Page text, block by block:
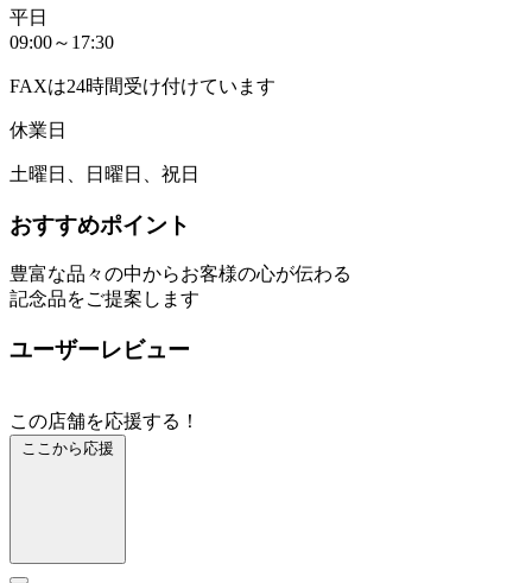
平日
09:00～17:30
FAXは24時間受け付けています
休業日
土曜日、日曜日、祝日
おすすめポイント
豊富な品々の中からお客様の心が伝わる
記念品をご提案します
ユーザーレビュー
この店舗を応援する！
ここから応援